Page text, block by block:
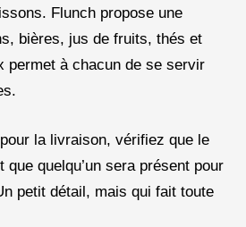
Flunch propose une
bières, jus de fruits, thés et
permet à chacun de se servir
la livraison, vérifiez que le
quelqu’un sera présent pour
petit détail, mais qui fait toute